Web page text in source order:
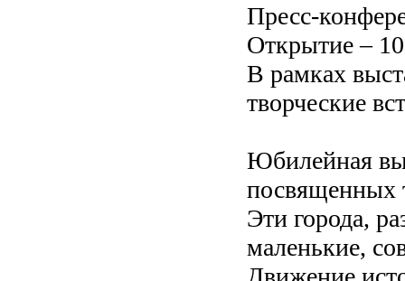
Пресс-
Открытие –
В рамках
творческие
Юбилейная
посвященных
Эти города,
маленькие,